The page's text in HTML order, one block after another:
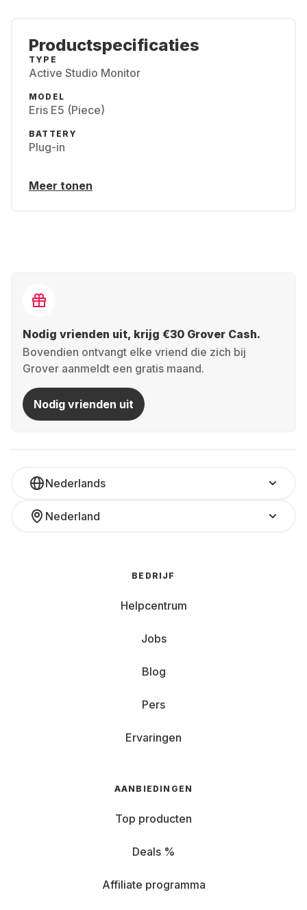
Productspecificaties
TYPE
Active Studio Monitor
MODEL
Eris E5 (Piece)
BATTERY
Plug-in
Meer tonen
Nodig vrienden uit, krijg €30 Grover Cash.
Bovendien ontvangt elke vriend die zich bij
Grover aanmeldt een gratis maand.
Nodig vrienden uit
Nederlands
Nederland
BEDRIJF
Helpcentrum
Jobs
Blog
Pers
Ervaringen
AANBIEDINGEN
Top producten
Deals %
Affiliate programma